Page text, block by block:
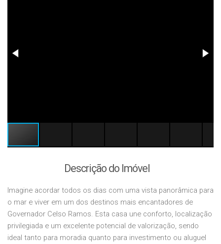
Descrição do Imóvel
Imagine acordar todos os dias com uma vista panorâmica para
o mar e viver em um dos destinos mais encantadores de
Governador Celso Ramos. Esta casa une conforto, localização
privilegiada e um excelente potencial de valorização, sendo
ideal tanto para moradia quanto para investimento ou aluguel